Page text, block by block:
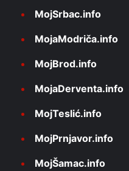
MojSrbac.info
MojaModriča.info
MojBrod.info
MojaDerventa.info
MojTeslić.info
MojPrnjavor.info
MojŠamac.info